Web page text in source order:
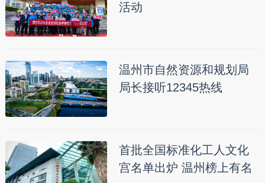
活动
温州市自然资源和规划局
局长接听12345热线
首批全国标准化工人文化
宫名单出炉 温州榜上有名